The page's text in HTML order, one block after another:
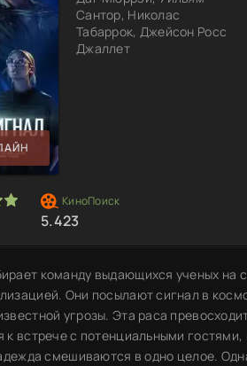
Сантор, Николас
Табаррок, Джейсон Росс
Джаллет
5.423
команду выдающихся ученых на
Они посылают сигнал в
угрозы. Эта раса
к встрече с потенциальными
смешиваются в одно целое.